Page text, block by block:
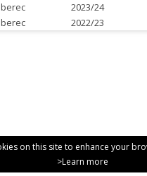
on this site to enhance your
>Learn more
2023/24
2022/23